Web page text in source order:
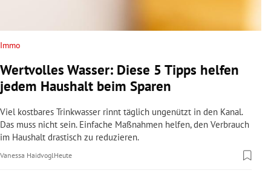
Untermenü
Untermenü
Untermenü
Untermenü
Immo
Wertvolles Wasser: Diese 5 Tipps helfen
jedem Haushalt beim Sparen
Viel kostbares Trinkwasser rinnt täglich ungenützt in den Kanal.
Das muss nicht sein. Einfache Maßnahmen helfen, den Verbrauch
im Haushalt drastisch zu reduzieren.
Vanessa HaidvoglHeute